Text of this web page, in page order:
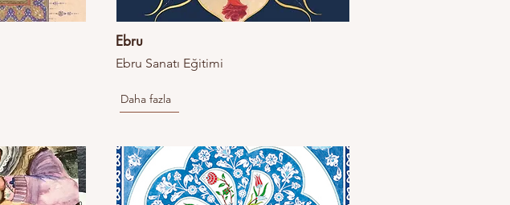
Ebru
Ebru Sanatı Eğitimi
Daha fazla